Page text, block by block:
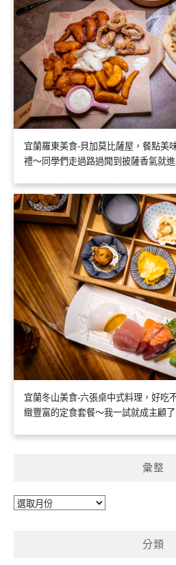
宜蘭羅東美食-貝加莫比薩屋，餐點美
禮～同學們走過路過聞到披薩香氣就
宜蘭冬山美食-六張桌中式料理，好吃
緻豐富的定食套餐～我一試就成主顧了
彙整
彙
分類